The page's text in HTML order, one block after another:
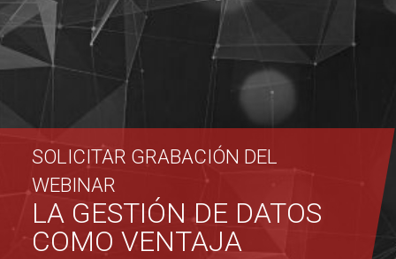
SOLICITAR GRABACIÓN DEL
WEBINAR
LA GESTIÓN DE DATOS
COMO VENTAJA